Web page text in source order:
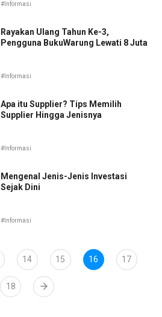
#Informasi
Rayakan Ulang Tahun Ke-3,
Pengguna BukuWarung Lewati 8 Juta
#Informasi
Apa itu Supplier? Tips Memilih
Supplier Hingga Jenisnya
#Informasi
Mengenal Jenis-Jenis Investasi
Sejak Dini
#Informasi
14 15 16 17
18